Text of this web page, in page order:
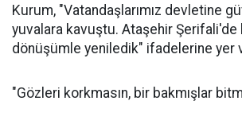
Kurum, "Vatandaşlarımız devletine
yuvalara kavuştu. Ataşehir Şerifali'de
dönüşümle yeniledik" ifadelerine yer
"Gözleri korkmasın, bir bakmışlar